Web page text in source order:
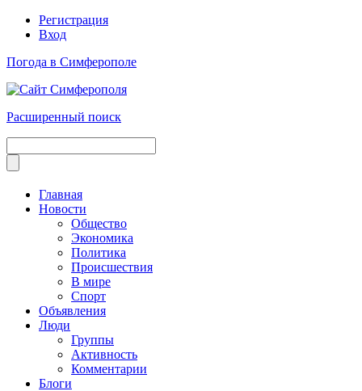
Регистрация
Вход
Погода в Симферополе
Расширенный поиск
Главная
Новости
Общество
Экономика
Политика
Происшествия
В мире
Спорт
Объявления
Люди
Группы
Активность
Комментарии
Блоги